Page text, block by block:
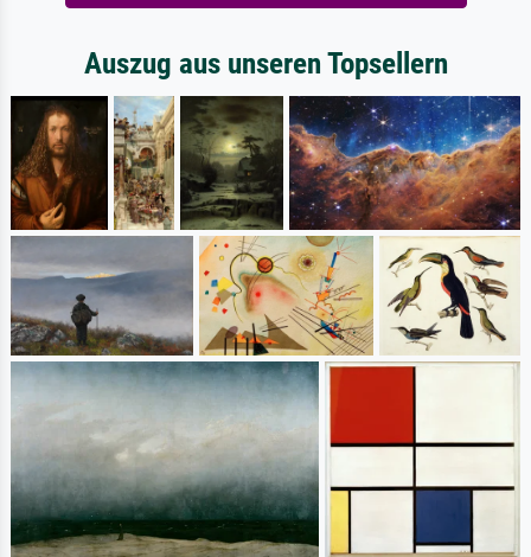
Auszug aus unseren Topsellern